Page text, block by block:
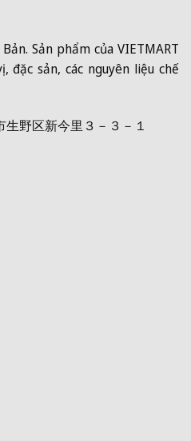
Sản phẩm của VIETMART
đặc sản, các nguyên liệu chế
野区新今里３－３－１